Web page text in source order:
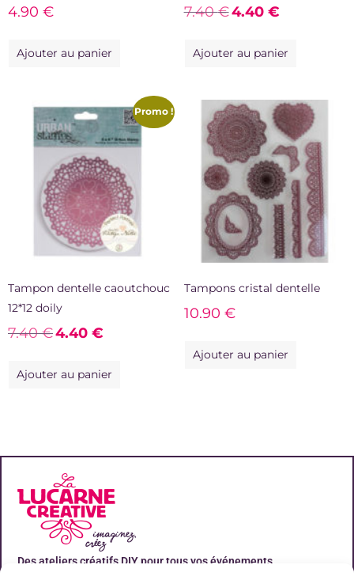
4.90 €
Ajouter au panier
7.40€4.40 €
Ajouter au panier
Promo !
Tampon dentelle caoutchouc
12*12 doily
7.40€4.40 €
Ajouter au panier
Tampons cristal dentelle
10.90 €
Ajouter au panier
Des ateliers créatifs DIY pour tous vos événements